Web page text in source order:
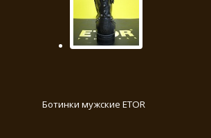
Ботинки мужские ETOR